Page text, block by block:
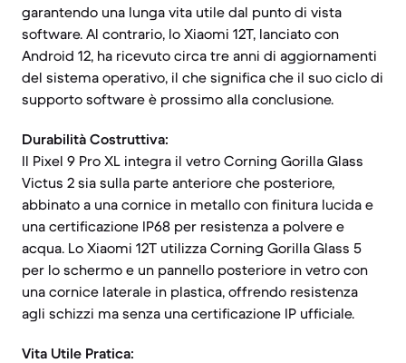
garantendo una lunga vita utile dal punto di vista
software. Al contrario, lo Xiaomi 12T, lanciato con
Android 12, ha ricevuto circa tre anni di aggiornamenti
del sistema operativo, il che significa che il suo ciclo di
supporto software è prossimo alla conclusione.
Durabilità Costruttiva:
Il Pixel 9 Pro XL integra il vetro Corning Gorilla Glass
Victus 2 sia sulla parte anteriore che posteriore,
abbinato a una cornice in metallo con finitura lucida e
una certificazione IP68 per resistenza a polvere e
acqua. Lo Xiaomi 12T utilizza Corning Gorilla Glass 5
per lo schermo e un pannello posteriore in vetro con
una cornice laterale in plastica, offrendo resistenza
agli schizzi ma senza una certificazione IP ufficiale.
Vita Utile Pratica: